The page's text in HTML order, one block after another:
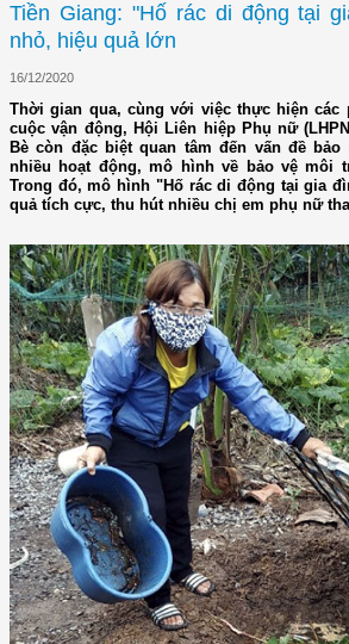
Tiền Giang: "Hố rác di động tại
nhỏ, hiệu quả lớn
16/12/2020
Thời gian qua, cùng với việc thực hiện các
cuộc vận động, Hội Liên hiệp Phụ nữ
Bè còn đặc biệt quan tâm đến vấn đề
nhiều hoạt động, mô hình về bảo vệ môi
Trong đó, mô hình "Hố rác di động tại gia
quả tích cực, thu hút nhiều chị em phụ nữ